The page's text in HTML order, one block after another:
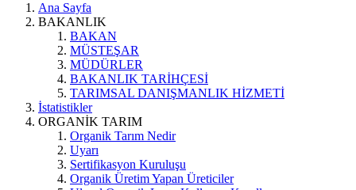
Ana Sayfa
BAKANLIK
BAKAN
MÜSTEŞAR
MÜDÜRLER
BAKANLIK TARİHÇESİ
TARIMSAL DANIŞMANLIK HİZMETİ
İstatistikler
ORGANİK TARIM
Organik Tarım Nedir
Uyarı
Sertifikasyon Kuruluşu
Organik Üretim Yapan Üreticiler